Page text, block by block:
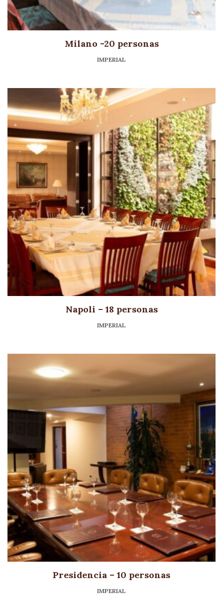
Milano -20 personas
IMPERIAL
Napoli – 18 personas
IMPERIAL
Presidencia – 10 personas
IMPERIAL